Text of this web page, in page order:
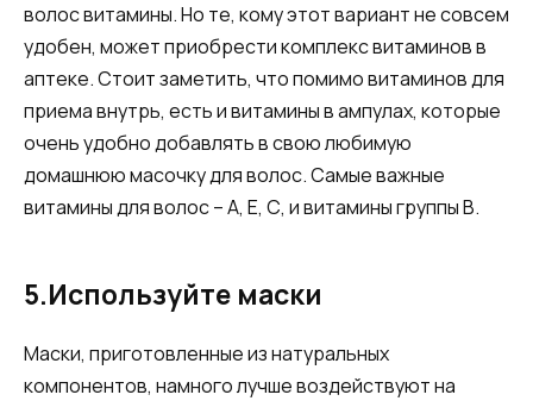
волос витамины. Но те, кому этот вариант не совсем
удобен, может приобрести комплекс витаминов в
аптеке. Стоит заметить, что помимо витаминов для
приема внутрь, есть и витамины в ампулах, которые
очень удобно добавлять в свою любимую
домашнюю масочку для волос. Самые важные
витамины для волос – А, Е, С, и витамины группы В.
5.Используйте маски
Маски, приготовленные из натуральных
компонентов, намного лучше воздействуют на